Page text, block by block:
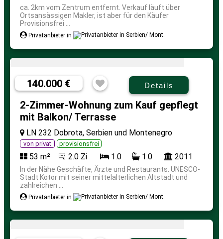
ca. 2km vom Zentrum entfernt. Verkauf läuft über
Ortsansässigen Makler, ist aber für den Käufer
Provisionsfrei ...
Privatanbieter in
140.000 € Details
2-Zimmer-Wohnung zum Kauf gepflegt
mit Balkon/ Terrasse
LN 232 Dobrota, Serbien und Montenegro
von privat provisionsfrei
53 m² 2.0 Zi 1.0 1.0 2011
In der Nähe Geschäfte, Ärzte und Restaurants. UNESCO-
Stadt Kotor mit seiner mittelalterlichen Altstadt und
zahlreichen ...
Privatanbieter in